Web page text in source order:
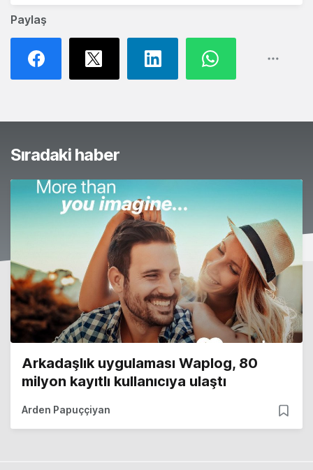
Paylaş
Sıradaki haber
Arkadaşlık uygulaması Waplog, 80
milyon kayıtlı kullanıcıya ulaştı
Arden Papuççiyan